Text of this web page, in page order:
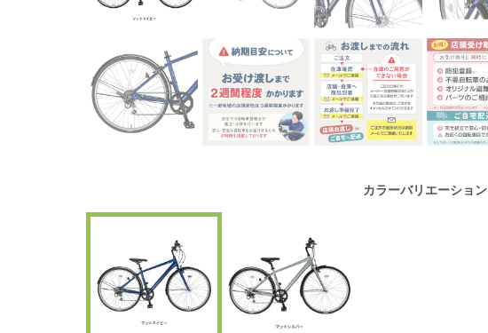
カラーバリエーション